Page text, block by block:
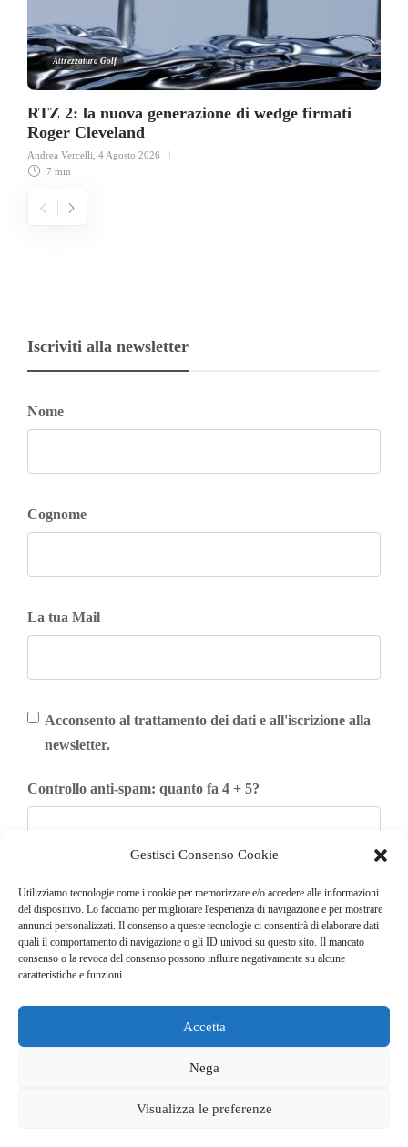
Gestisci Consenso Cookie
Utilizziamo tecnologie come i cookie per memorizzare e/o accedere alle informazioni
del dispositivo. Lo facciamo per migliorare l'esperienza di navigazione e per mostrare
annunci personalizzati. Il consenso a queste tecnologie ci consentirà di elaborare dati
quali il comportamento di navigazione o gli ID univoci su questo sito. Il mancato
consenso o la revoca del consenso possono influire negativamente su alcune
caratteristiche e funzioni.
Accetta
Nega
Visualizza le preferenze
Attrezzatura Golf
RTZ 2: la nuova generazione di wedge firmati
Roger Cleveland
Andrea Vercelli 4 Agosto 2026
7 min
Iscriviti alla newsletter
Nome
Cognome
La tua Mail
Acconsento al trattamento dei dati e all'iscrizione alla
newsletter.
Controllo anti-spam: quanto fa 4 + 5?
Iscriviti